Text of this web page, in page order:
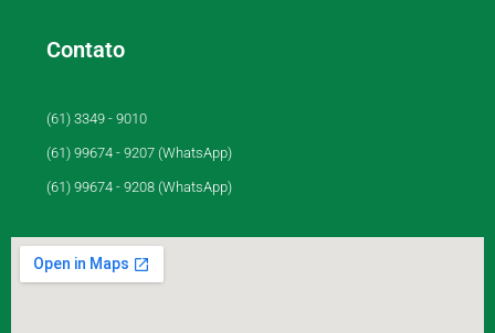
Contato
(61) 3349 - 9010
(61) 99674 - 9207 (WhatsApp)
(61) 99674 - 9208 (WhatsApp)